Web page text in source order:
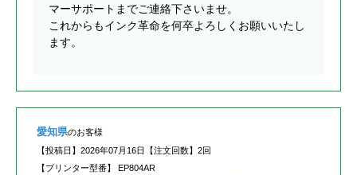
マーサポートまでご連絡下さいませ。
これからもインク革命を何卒よろしくお願いいたし
ます。
愛知県のお客様
【投稿日】 2026年07月16日 【注文回数】 2回
【プリンター型番】 EP804AR